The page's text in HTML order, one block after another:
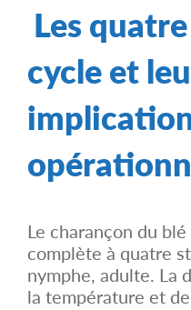
Les
cycle et
Le charançon du
complète à quatre
nymphe, adulte. La
la température et